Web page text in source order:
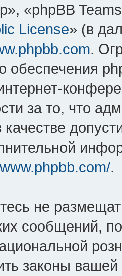
«phpBB
License» (в
.
обеспечения
за то, что
качестве
.
не
сообщений,
законы